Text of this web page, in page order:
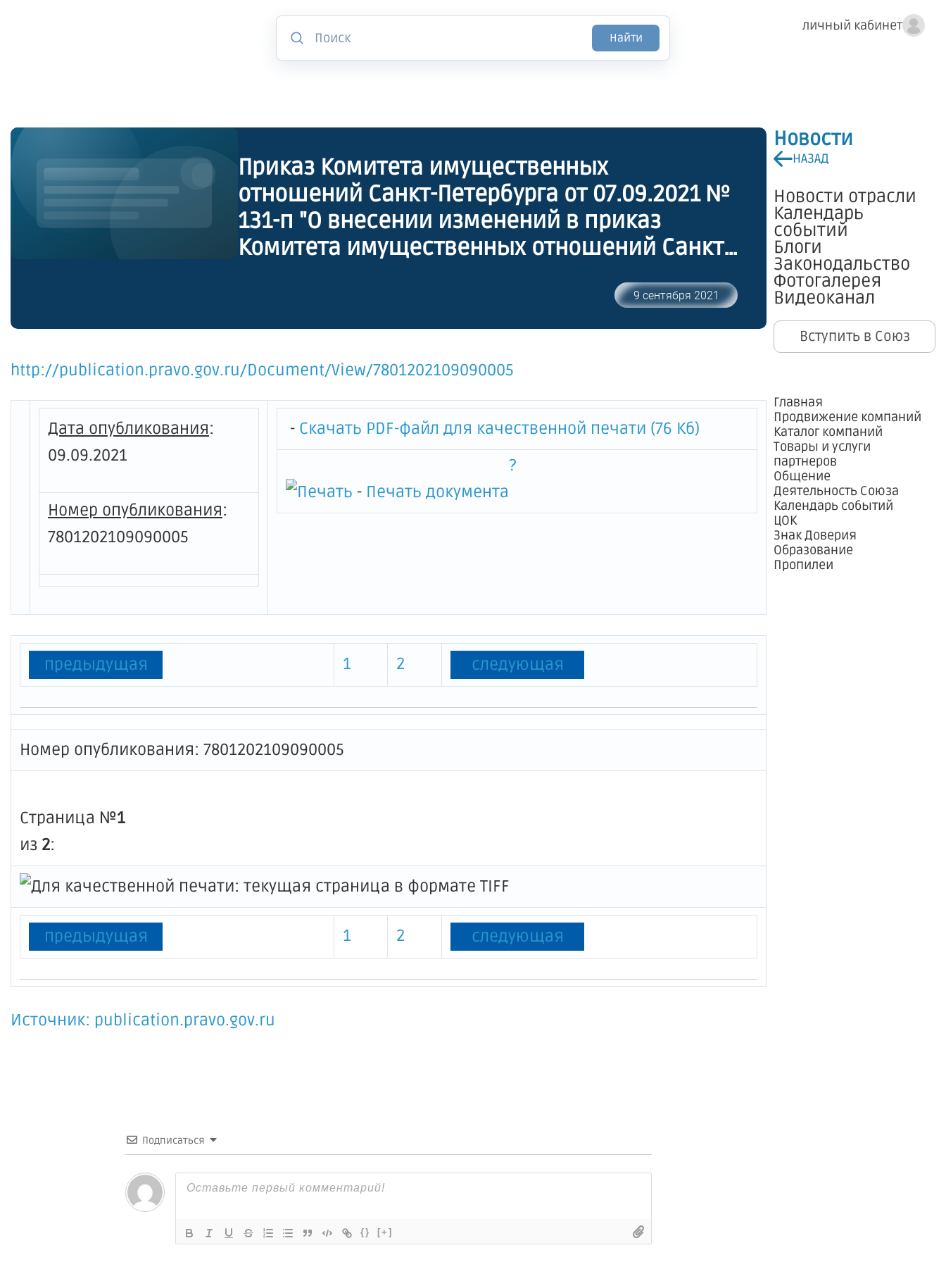
личный кабинет
Найти
Новости
НАЗАД
Новости отрасли
Календарь
событий
Блоги
Законодальство
Фотогалерея
Видеоканал
Вступить в Союз
Главная
Продвижение компаний
Каталог компаний
Товары и услуги
партнеров
Общение
Деятельность Союза
Календарь событий
ЦОК
Знак Доверия
Образование
Пропилеи
Приказ Комитета имущественных
отношений Санкт-Петербурга от 07.09.2021 №
131-п "О внесении изменений в приказ
Комитета имущественных отношений Санкт-
9 сентября 2021
http://publication.pravo.gov.ru/Document/View/7801202109090005
Дата опубликования:
09.09.2021
Номер опубликования:
7801202109090005
- Скачать PDF-файл для качественной печати (76 Кб)
- Печать документа
?
предыдущая 1 2 следующая
Номер опубликования: 7801202109090005
Страница №1
из 2:
предыдущая 1 2 следующая
Источник: publication.pravo.gov.ru
Подписаться
{} [+]